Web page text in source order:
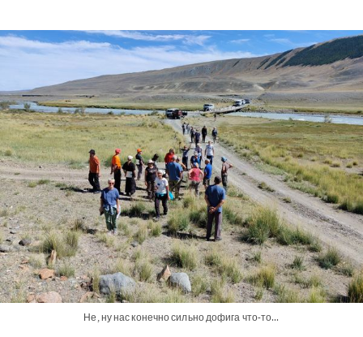
Не, ну нас конечно сильно дофига что-то...